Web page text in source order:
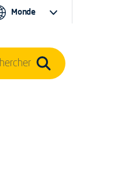
Monde